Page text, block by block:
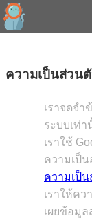
ความเป็นส่วน
เราจดจำ
ระบบเท่า
เราใช้
ความเป็น
ความเป็
เราให้ค
เผยข้อมู